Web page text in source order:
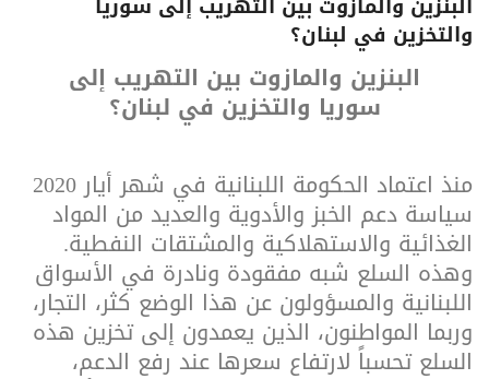
والتخزين في لبنان؟
البنزين والمازوت بين التهريب إلى
سوريا والتخزين في لبنان؟
منذ اعتماد الحكومة اللبنانية في شهر أيار 2020
سياسة دعم الخبز والأدوية والعديد من المواد
الغذائية والاستهلاكية والمشتقات النفطية.
وهذه السلع شبه مفقودة ونادرة في الأسواق
اللبنانية والمسؤولون عن هذا الوضع كثر، التجار،
وربما المواطنون، الذين يعمدون إلى تخزين هذه
السلع تحسباً لارتفاع سعرها عند رفع الدعم،